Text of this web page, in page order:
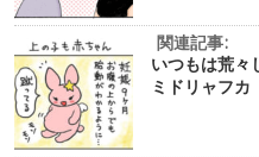
関連記事:
いつもは荒々
ミドリャフカ